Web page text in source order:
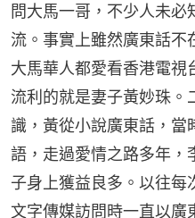
問大馬一哥，不少人未
流。事實上雖然廣東話不
大馬華人都愛看香港電視
流利的就是妻子黃妙珠。
識，黃從小說廣東話，當
語，走過愛情之路多年，
子身上獲益良多。以往每
文字傳媒訪問時一直以廣